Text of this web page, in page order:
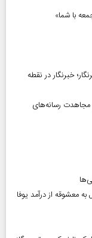
با شما»
خبرنگار در نقطه
رسانه‌های
به معشوقه از درآمد یوفا